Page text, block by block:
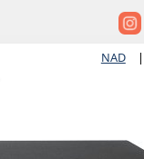
NAD |